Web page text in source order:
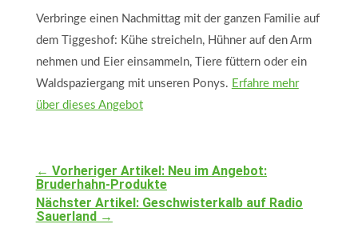
Verbringe einen Nachmittag mit der ganzen Familie auf
dem Tiggeshof: Kühe streicheln, Hühner auf den Arm
nehmen und Eier einsammeln, Tiere füttern oder ein
Waldspaziergang mit unseren Ponys. Erfahre mehr
über dieses Angebot
← Vorheriger Artikel: Neu im Angebot:
Bruderhahn-Produkte
Nächster Artikel: Geschwisterkalb auf Radio
Sauerland→